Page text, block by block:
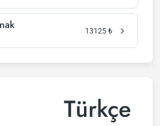
13125 ₺
Türkçe